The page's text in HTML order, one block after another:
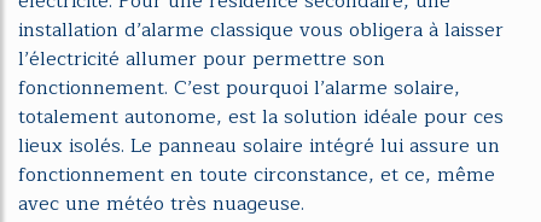
installation d’alarme classique vous obligera à laisser
l’électricité allumer pour permettre son
fonctionnement. C’est pourquoi l’alarme solaire,
totalement autonome, est la solution idéale pour ces
lieux isolés. Le panneau solaire intégré lui assure un
fonctionnement en toute circonstance, et ce, même
avec une météo très nuageuse.